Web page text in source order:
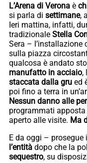
L’Arena di Verona è
si parla di settimane,
Ieri mattina, infatti,
tradizionale Stella
Sera – l’installazione
sulla piazza
qualcosa è andato
manufatto in acciaio,
staccata dalla gru ed
poi fino a terra in
Nessun danno alle
programmati
aperto alle visite. Ma
E da oggi – prosegue
l’entità dopo che la
sequestro, su